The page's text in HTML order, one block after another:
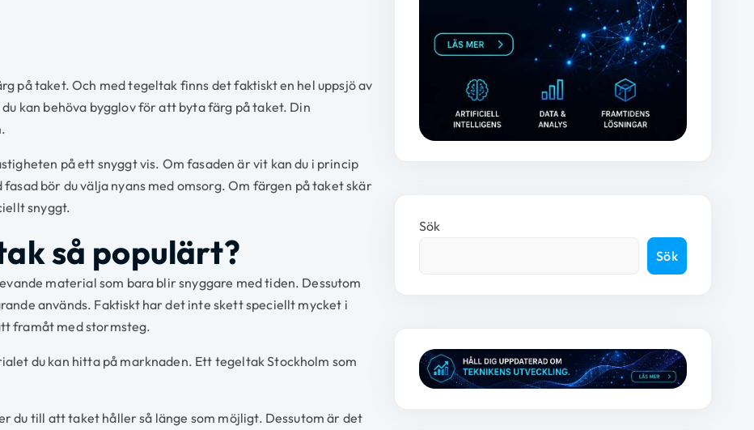
på taket. Och med tegeltak finns det faktiskt en hel uppsjö av
kan behöva bygglov för att byta färg på taket. Din
på ett snyggt vis. Om fasaden är vit kan du i princip
bör du välja nyans med omsorg. Om färgen på taket skär
snyggt.
så populärt?
material som bara blir snyggare med tiden. Dessutom
används. Faktiskt har det inte skett speciellt mycket i
framåt med stormsteg.
du kan hitta på marknaden. Ett tegeltak Stockholm som
du till att taket håller så länge som möjligt. Dessutom är det
Sök
Sök